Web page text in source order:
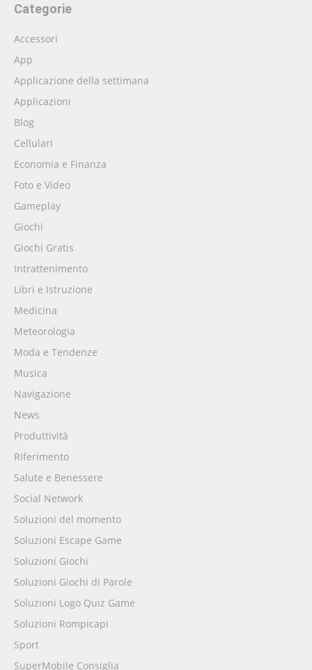
Categorie
Accessori
App
Applicazione della settimana
Applicazioni
Blog
Cellulari
Economia e Finanza
Foto e Video
Gameplay
Giochi
Giochi Gratis
Intrattenimento
Libri e Istruzione
Medicina
Meteorologia
Moda e Tendenze
Musica
Navigazione
News
Produttività
Riferimento
Salute e Benessere
Social Network
Soluzioni del momento
Soluzioni Escape Game
Soluzioni Giochi
Soluzioni Giochi di Parole
Soluzioni Logo Quiz Game
Soluzioni Rompicapi
Sport
SuperMobile Consiglia